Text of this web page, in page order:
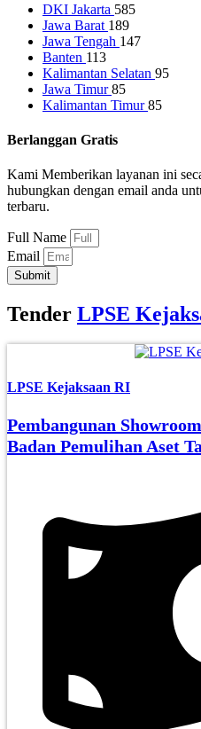
DKI Jakarta 585
Jawa Barat 189
Jawa Tengah 147
Banten 113
Kalimantan Selatan 95
Jawa Timur85
Kalimantan Timur85
Berlanggan Gratis
Kami Memberikan layanan ini
hubungkan dengan email anda
terbaru.
Full Name
Email
Submit
Tender LPSE
LPSE Kejaksaan RI
Pembangunan
Badan Pemulihan Aset